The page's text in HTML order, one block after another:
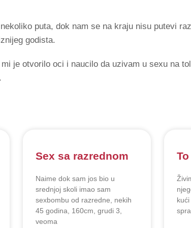
puta, dok nam se na kraju nisu putevi
godista.
je otvorilo oci i naucilo da uzivam u sexu na
Sex sa razrednom
Naime dok sam jos bio u
srednjoj skoli imao sam
sexbombu od razredne, nekih
45 godina, 160cm, grudi 3,
veoma